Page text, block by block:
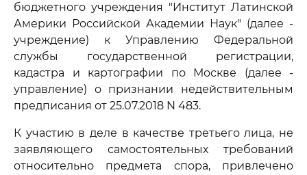
бюджетного учреждения "Институт Латинской
Америки Российской Академии Наук" (далее -
учреждение) к Управлению Федеральной
службы государственной регистрации,
кадастра и картографии по Москве (далее -
управление) о признании недействительным
предписания от 25.07.2018 N 483.
К участию в деле в качестве третьего лица, не
заявляющего самостоятельных требований
относительно предмета спора, привлечено